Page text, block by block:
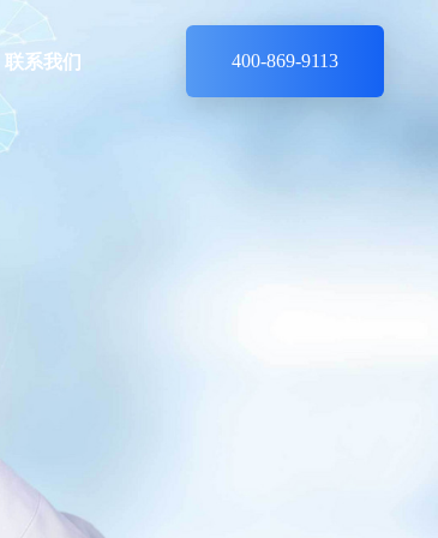
联系我们 400-869-9113